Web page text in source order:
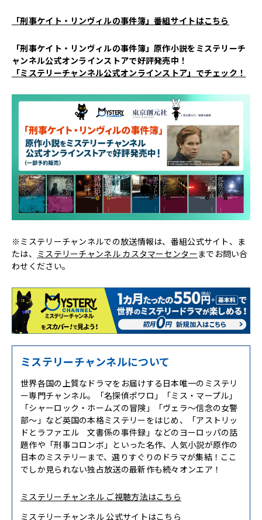
「刑事ケイト・リンヴィルの事件簿」番組サイトはこちら
「刑事ケイト・リンヴィルの事件簿」原作小説をミステリーチ
ャンネル公式オンラインストアで好評発売中！
「ミステリーチャンネル公式オンラインストア」でチェック！
※ミステリーチャンネルでの放送情報は、番組公式サイト、ま
たは、 ミステリーチャンネル カスタマーセンターまでお問い合
わせください。
ミステリーチャンネルについて
世界各国の上質なドラマをお届けする日本唯一のミステリ
ー専門チャンネル。「名探偵ポワロ」「ミス・マープル」
「シャーロック・ホームズの冒険」「ヴェラ～信念の女警
部～」など英国の本格ミステリーをはじめ、「アストリッ
ドとラファエル 文書係の事件録」などのヨーロッパの話
題作や「刑事コロンボ」といった名作、人気小説が原作の
日本のミステリーまで、選りすぐりのドラマが集結！ここ
でしか見られない独占放送の最新作も続々オンエア！
ミステリーチャンネル ご視聴方法はこちら
ミステリーチャンネル 公式サイトはこちら